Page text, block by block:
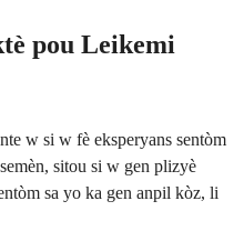
pou Leikemi
w si w fè eksperyans sentòm
sitou si w gen plizyè
sa yo ka gen anpil kòz, li